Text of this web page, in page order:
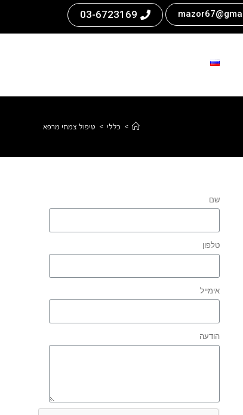
03-6723169
> כללי > טיפול צמחי מרפא
שם
טלפון
אימייל
הודעה